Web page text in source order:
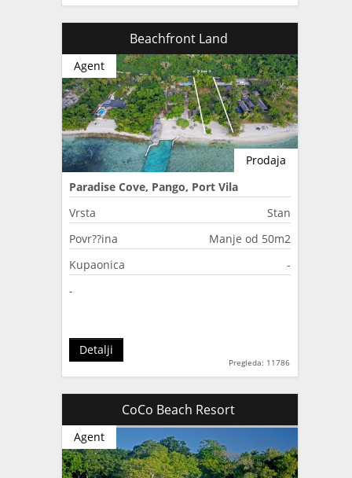
Beachfront Land
Prodaja
Agent
Paradise Cove, Pango, Port Vila
Vrsta
Stan
Povr??ina
Manje od 50m2
Kupaonica
-
-
Pregleda: 11786
Detalji
CoCo Beach Resort
Agent